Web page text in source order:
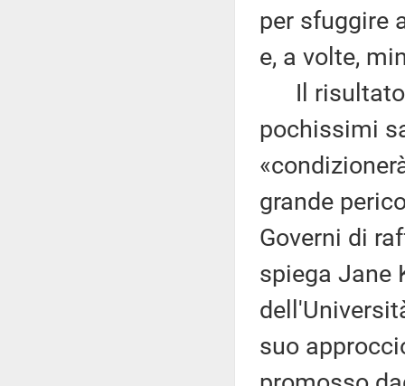
per sfuggire
e, a volte,
Il risultato
pochissimi
grande
Governi di
spiega Jane
suo